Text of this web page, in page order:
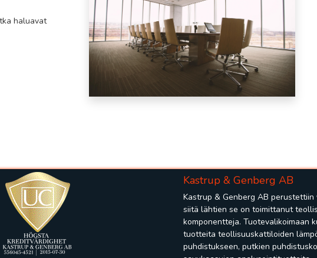
haluavat
Kastrup & Genberg AB
Kastrup & Genberg AB perustettiin
siitä lähtien se on toimittanut
komponentteja. Tuotevalikoimaan
tuotteita teollisuuskattiloiden
puhdistukseen, putkien